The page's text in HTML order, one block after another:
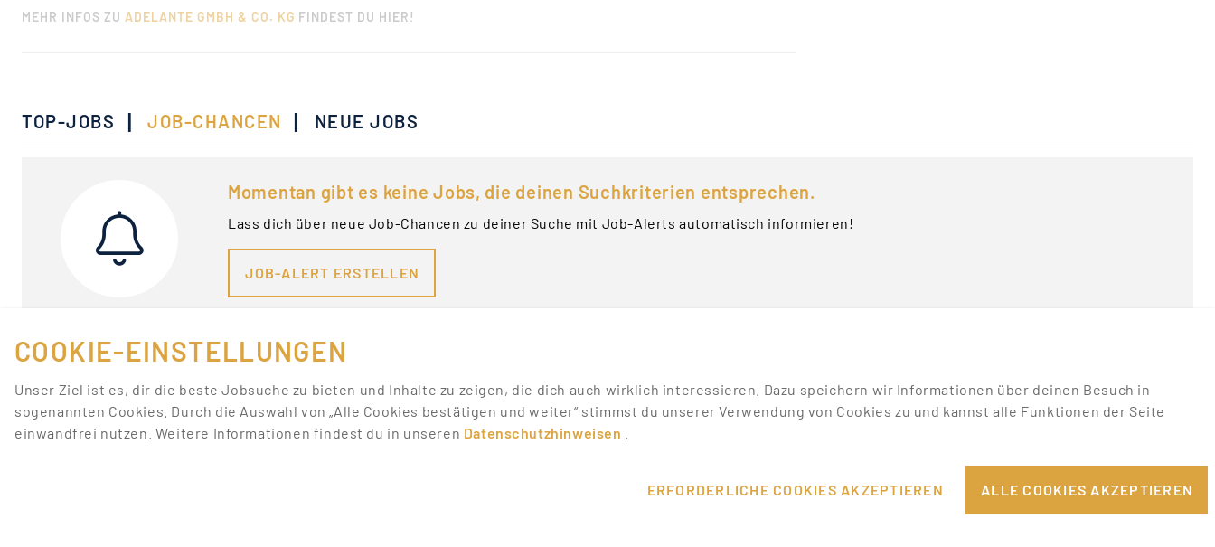
MEHR INFOS ZU ADELANTE GMBH & CO. KG FINDEST DU HIER!
TOP-JOBS | JOB-CHANCEN | NEUE JOBS
Momentan gibt es keine Jobs, die deinen Suchkriterien entsprechen.
Lass dich über neue Job-Chancen zu deiner Suche mit Job-Alerts automatisch informieren!
JOB-ALERT ERSTELLEN
FÜR JOBANBIETER LINKS SONSTIGES
COOKIE-EINSTELLUNGEN
Unser Ziel ist es, dir die beste Jobsuche zu bieten und Inhalte zu zeigen, die dich auch wirklich interessieren. Dazu speichern wir Informationen über deinen Besuch in
sogenannten Cookies. Durch die Auswahl von „Alle Cookies bestätigen und weiter“ stimmst du unserer Verwendung von Cookies zu und kannst alle Funktionen der Seite
einwandfrei nutzen. Weitere Informationen findest du in unseren Datenschutzhinweisen
ERFORDERLICHE COOKIES AKZEPTIEREN ALLE COOKIES AKZEPTIEREN